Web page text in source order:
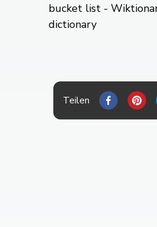
bucket list -
dictionary
Teilen